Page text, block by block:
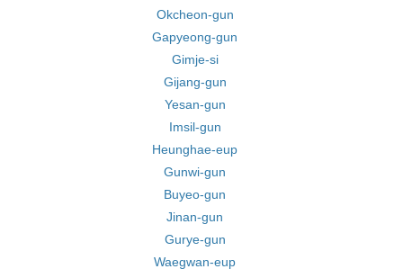
Okcheon-gun
Gapyeong-gun
Gimje-si
Gijang-gun
Yesan-gun
Imsil-gun
Heunghae-eup
Gunwi-gun
Buyeo-gun
Jinan-gun
Gurye-gun
Waegwan-eup